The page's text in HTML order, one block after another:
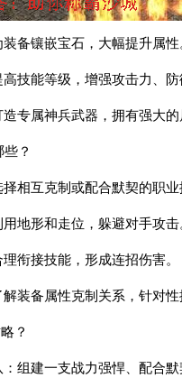
备镶嵌宝石，大幅提升属性
技能等级，增强攻击力、防
专属神兵武器，拥有强大的
？
相互克制或配合默契的职业
地形和走位，躲避对手攻击
衔接技能，形成连招伤害。
装备属性克制关系，针对性
？
组建一支战力强悍、配合默